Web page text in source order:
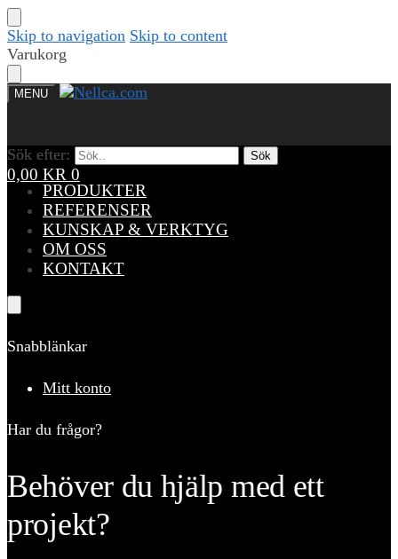
Skip to navigation Skip to content
Varukorg
MENU
Sök efter: Sök
0,00 KR 0
Sök efter: Sök
PRODUKTER
REFERENSER
KUNSKAP & VERKTYG
OM OSS
KONTAKT
Snabblänkar
Mitt konto
Har du frågor?
Behöver du hjälp med ett
projekt?